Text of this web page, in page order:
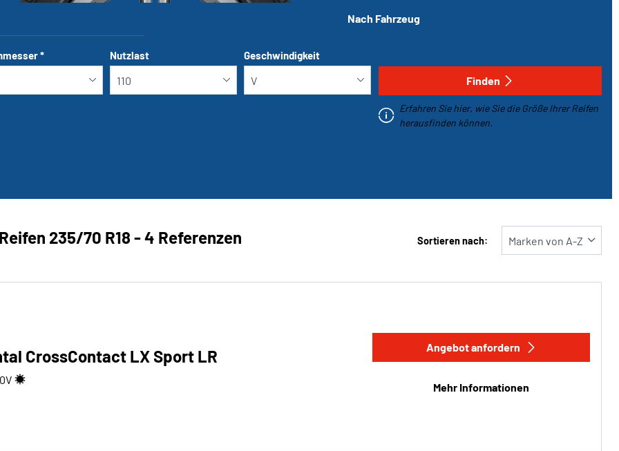
Nach Fahrzeug
* Nutzlast Geschwindigkeit
Finden
Erfahren Sie hier, wie Sie die Größe Ihrer Reifen
herausfinden können.
Reifen ‎235/70 R18 - 4 Referenzen Sortieren nach:
CrossContact LX Sport LR
V
Angebot anfordern
Mehr Informationen